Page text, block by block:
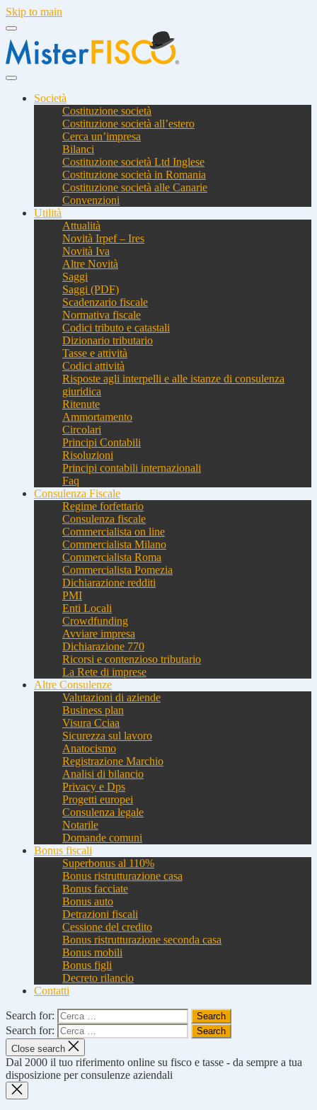
Skip to main
Società
Costituzione società
Costituzione società all’estero
Cerca un’impresa
Bilanci
Costituzione società Ltd Inglese
Costituzione società in Romania
Costituzione società alle Canarie
Convenzioni
Utilità
Attualità
Novità Irpef – Ires
Novità Iva
Altre Novità
Saggi
Saggi (PDF)
Scadenzario fiscale
Normativa fiscale
Codici tributo e catastali
Dizionario tributario
Tasse e attività
Codici attività
Risposte agli interpelli e alle istanze di consulenza
giuridica
Ritenute
Ammortamento
Circolari
Principi Contabili
Risoluzioni
Principi contabili internazionali
Faq
Consulenza Fiscale
Regime forfettario
Consulenza fiscale
Commercialista on line
Commercialista Milano
Commercialista Roma
Commercialista Pomezia
Dichiarazione redditi
PMI
Enti Locali
Crowdfunding
Avviare impresa
Dichiarazione 770
Ricorsi e contenzioso tributario
La Rete di imprese
Altre Consulenze
Valutazioni di aziende
Business plan
Visura Cciaa
Sicurezza sul lavoro
Anatocismo
Registrazione Marchio
Analisi di bilancio
Privacy e Dps
Progetti europei
Consulenza legale
Notarile
Domande comuni
Bonus fiscali
Superbonus al 110%
Bonus ristrutturazione casa
Bonus facciate
Bonus auto
Detrazioni fiscali
Cessione del credito
Bonus ristrutturazione seconda casa
Bonus mobili
Bonus figli
Decreto rilancio
Contatti
Search for:
Search for:
Close search
Dal 2000 il tuo riferimento online su fisco e tasse - da sempre a tua
disposizione per consulenze aziendali